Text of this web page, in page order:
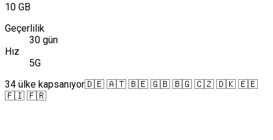
10 GB
Geçerlilik
30 gün
Hız
5G
34 ülke kapsanıyor🇩🇪 🇦🇹 🇧🇪 🇬🇧 🇧🇬 🇨🇿 🇩🇰 🇪🇪
🇫🇮 🇫🇷